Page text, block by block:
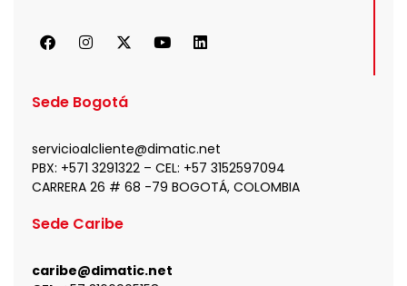
F
a
b
o
I
n
a
g
a
m
X
-
i
t
e
r
Y
o
L
i
Sede Bogotá
servicioalcliente@dimatic.net
PBX: +571 3291322 – CEL: +57 3152597094
CARRERA 26 # 68 -79 BOGOTÁ, COLOMBIA
Sede Caribe
caribe@dimatic.net